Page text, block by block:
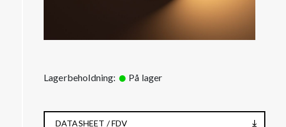
Lagerbeholdning: På lager
DATASHEET / FDV